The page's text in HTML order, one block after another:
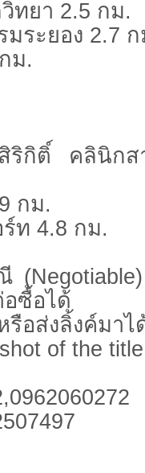
ทยา 2.5 กม.
ระยอง 2.7
ม.
สิริกิติ์ คลินิก
กม.
ท 4.8 กม.
ซื้อได้
อส่งลิ้งค์มาไ
of the